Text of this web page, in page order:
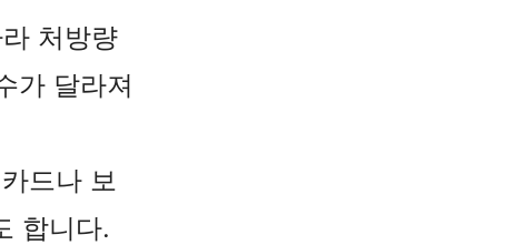
처방량
가 달라져
드나 보
합니다.